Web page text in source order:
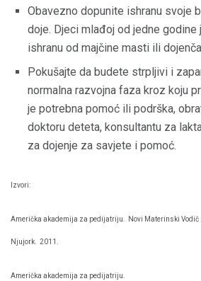
Obavezno dopunite ishranu svoje
doje. Djeci mlađoj od jedne godine
ishranu od majčine masti ili
Pokušajte da budete strpljivi i
normalna razvojna faza kroz koju
je potrebna pomoć ili podrška,
doktoru deteta, konsultantu za
za dojenje za savjete i pomoć.
Izvori:
Američka akademija za pedijatriju. Novi Materinski Vodič
Njujork. 2011.
Američka akademija za pedijatriju.